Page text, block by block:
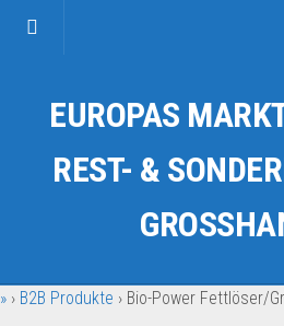
Kategorien
Auto & Motorrad
Fahrzeuge & Transport
Garten & Werkzeug
EUROPAS
REST- &
» › B2B Produkte › Bio-Power Fettlöser/